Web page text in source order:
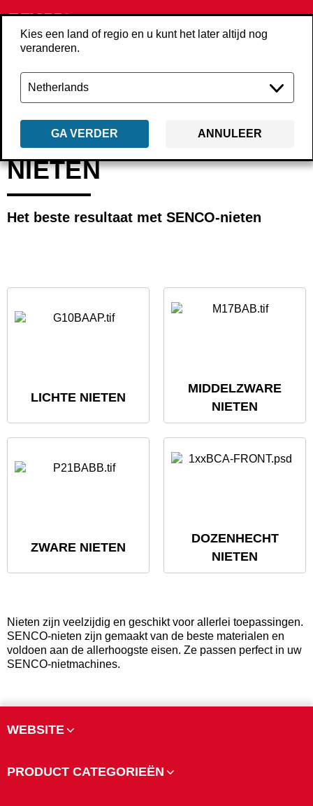
Kies een land of regio en u kunt het later altijd nog
veranderen.
GA VERDER ANNULEER
Terug Producten Bevestigings­middelen
NIETEN
Het beste resultaat met SENCO-nieten
LICHTE NIETEN
MIDDELZWARE
NIETEN
ZWARE NIETEN
DOZENHECHT
NIETEN
Nieten zijn veelzijdig en geschikt voor allerlei toepassingen.
SENCO-nieten zijn gemaakt van de beste materialen en
voldoen aan de allerhoogste eisen. Ze passen perfect in uw
SENCO-nietmachines.
WEBSITE
PRODUCT CATEGORIEËN